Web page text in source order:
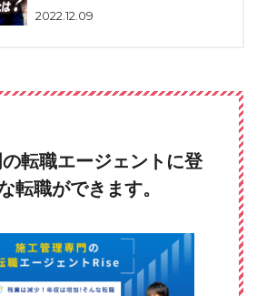
2022.12.09
転職エージェントに登
転職ができます。